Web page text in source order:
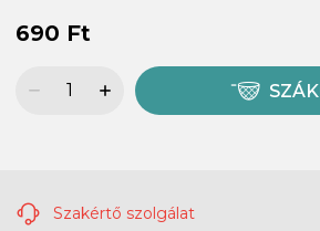
690 Ft
Szakértő szolgálat